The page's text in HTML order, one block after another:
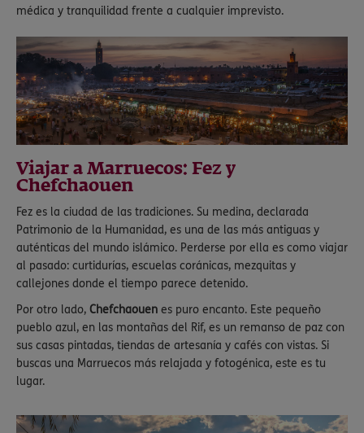
médica y tranquilidad frente a cualquier imprevisto.
Viajar a Marruecos: Fez y
Chefchaouen
Fez es la ciudad de las tradiciones. Su medina, declarada
Patrimonio de la Humanidad, es una de las más antiguas y
auténticas del mundo islámico. Perderse por ella es como viajar
al pasado: curtidurías, escuelas coránicas, mezquitas y
callejones donde el tiempo parece detenido.
Por otro lado, Chefchaouen es puro encanto. Este pequeño
pueblo azul, en las montañas del Rif, es un remanso de paz con
sus casas pintadas, tiendas de artesanía y cafés con vistas. Si
buscas una Marruecos más relajada y fotogénica, este es tu
lugar.